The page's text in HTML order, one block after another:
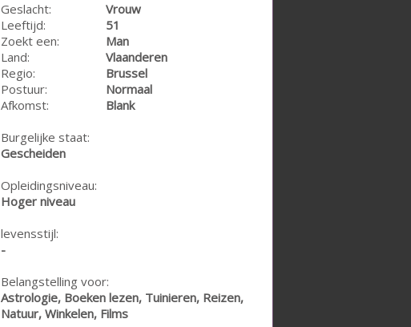
Geslacht:
Vrouw
Leeftijd:
51
Zoekt een:
Man
Land:
Vlaanderen
Regio:
Brussel
Postuur:
Normaal
Afkomst:
Blank
Burgelijke staat:
Gescheiden
Opleidingsniveau:
Hoger niveau
levensstijl:
-
Belangstelling voor:
Astrologie, Boeken lezen, Tuinieren, Reizen,
Natuur, Winkelen, Films